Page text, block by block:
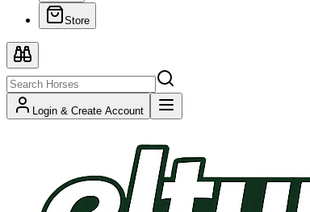
Store
Login & Create Account